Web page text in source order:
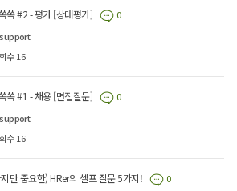
쏙 #2 - 평가 [상대평가] 0
수 16
쏙 #1 - 채용 [면접질문] 0
수 16
만 중요한) HRer의 셀프 질문 5가지! 0